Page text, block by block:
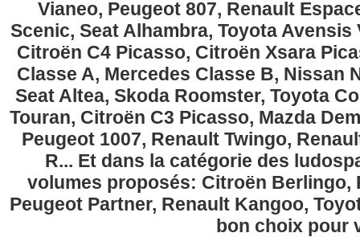
Vianeo, Peugeot 807, Renault
Scenic, Seat Alhambra, Toyota
Citroën C4 Picasso, Citroën Xsara
Classe A, Mercedes Classe B, Nissan
Seat Altea, Skoda Roomster, Toyota
Touran, Citroën C3 Picasso, Mazda
Peugeot 1007, Renault Twingo,
R... Et dans la catégorie des
volumes proposés: Citroën Berlingo,
Peugeot Partner, Renault Kangoo,
bon choix pour